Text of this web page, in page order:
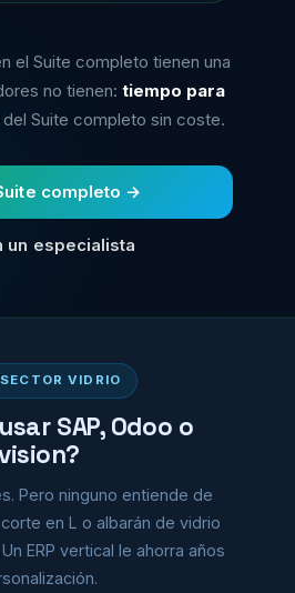
el Suite completo tienen una
no tienen: tiempo para
Suite completo sin coste.
completo →
un especialista
VIDRIO
SAP, Odoo o
Pero ninguno entiende de
en L o albarán de vidrio
ERP vertical le ahorra años